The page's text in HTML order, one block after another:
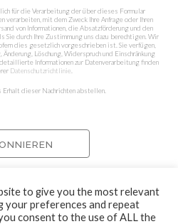
für die Verarbeitung der über dieses Formular
verarbeiten, mit dem Zweck Ihre Anfrage oder Ihren
von Informationen, die Absatzförderung und den
Sie durch Ihre Zustimmung uns dazu berechtigen. Wir
dies gesetzlich vorgeschrieben ist. Sie verfügen,
Löschung, Widerspruch und Einschränkung
Informationen zur Datenverarbeitung finden
Datenschutzrichtlinie
Erhalt dieser Nachrichten abstellen.
to give you the most relevant
your preferences and repeat
consent to the use of ALL the